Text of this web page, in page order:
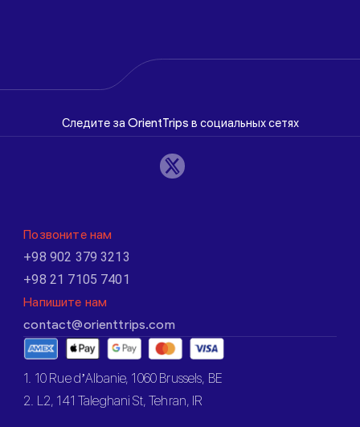
Следите за OrientTrips в социальных сетях
Позвоните нам
+98 902 379 3213
+98 21 7105 7401
Напишите нам
contact@orienttrips.com
1. 10 Rue d’Albanie, 1060 Brussels, BE
2. L2, 141 Taleghani St, Tehran, IR